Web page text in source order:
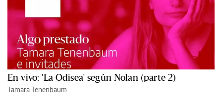
En vivo: 'La Odisea' según Nolan (parte 2)
Tamara Tenenbaum